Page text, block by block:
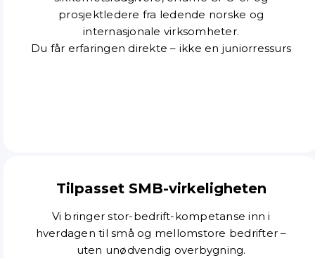
prosjektledere fra ledende norske og
internasjonale virksomheter.
Du får erfaringen direkte – ikke en juniorressurs
Tilpasset SMB-virkeligheten
Vi bringer stor-bedrift-kompetanse inn i
hverdagen til små og mellomstore bedrifter –
uten unødvendig overbygning.